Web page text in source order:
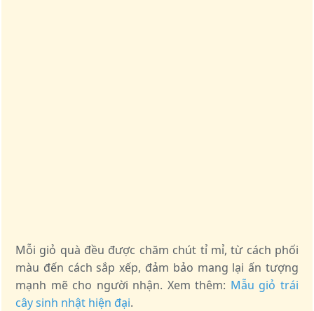
Mỗi giỏ quà đều được chăm chút tỉ mỉ, từ cách phối
màu đến cách sắp xếp, đảm bảo mang lại ấn tượng
mạnh mẽ cho người nhận. Xem thêm: Mẫu giỏ trái
cây sinh nhật hiện đại.